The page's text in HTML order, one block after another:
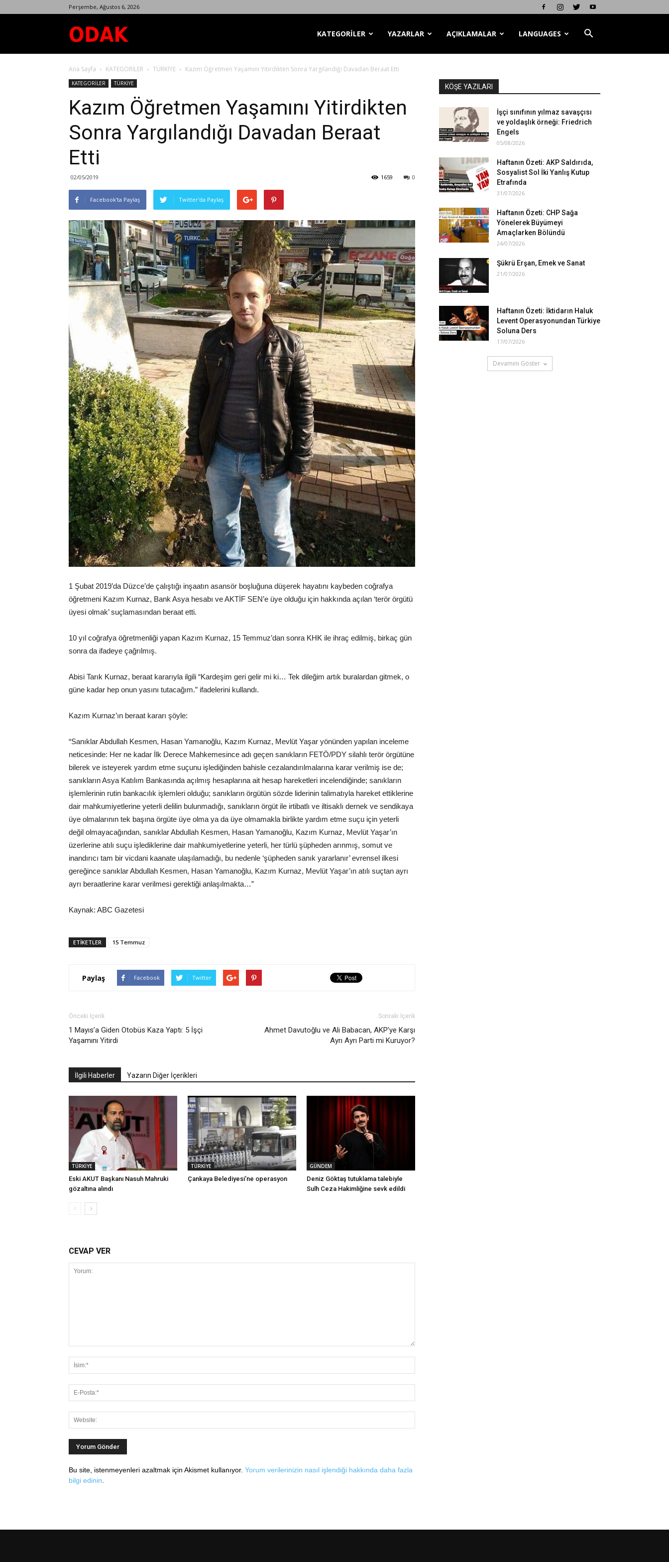
Perşembe, Ağustos 6, 2026
Dergisi
KATEGORİLER YAZARLAR AÇIKLAMALAR LANGUAGES
Ana Sayfa KATEGORİLER TÜRKİYE Kazım Öğretmen Yaşamını Yitirdikten Sonra Yargılandığı Davadan Beraat Etti
KATEGORİLER TÜRKİYE
Kazım Öğretmen Yaşamını Yitirdikten
Sonra Yargılandığı Davadan Beraat
Etti
02/05/2019 0
1659
Facebook'ta Paylaş Twitter'da Paylaş
1 Şubat 2019’da Düzce’de çalıştığı inşaatın asansör boşluğuna düşerek hayatını kaybeden coğrafya
öğretmeni Kazım Kurnaz, Bank Asya hesabı ve AKTİF SEN’e üye olduğu için hakkında açılan ‘terör örgütü
üyesi olmak’ suçlamasından beraat etti.
10 yıl coğrafya öğretmenliği yapan Kazım Kurnaz, 15 Temmuz’dan sonra KHK ile ihraç edilmiş, birkaç gün
sonra da ifadeye çağrılmış.
Abisi Tarık Kurnaz, beraat kararıyla ilgili “Kardeşim geri gelir mi ki… Tek dileğim artık buralardan gitmek, o
güne kadar hep onun yasını tutacağım.” ifadelerini kullandı.
Kazım Kurnaz’ın beraat kararı şöyle:
“Sanıklar Abdullah Kesmen, Hasan Yamanoğlu, Kazım Kurnaz, Mevlüt Yaşar yönünden yapılan inceleme
neticesinde: Her ne kadar İlk Derece Mahkemesince adı geçen sanıkların FETÖ/PDY silahlı terör örgütüne
bilerek ve isteyerek yardım etme suçunu işlediğinden bahisle cezalandırılmalarına karar verilmiş ise de;
sanıkların Asya Katılım Bankasında açılmış hesaplarına ait hesap hareketleri incelendiğinde; sanıkların
işlemlerinin rutin bankacılık işlemleri olduğu; sanıkların örgütün sözde liderinin talimatıyla hareket ettiklerine
dair mahkumiyetlerine yeterli delilin bulunmadığı, sanıkların örgüt ile irtibatlı ve iltisaklı dernek ve sendikaya
üye olmalarının tek başına örgüte üye olma ya da üye olmamakla birlikte yardım etme suçu için yeterli
değil olmayacağından, sanıklar Abdullah Kesmen, Hasan Yamanoğlu, Kazım Kurnaz, Mevlüt Yaşar’ın
üzerlerine atılı suçu işlediklerine dair mahkumiyetlerine yeterli, her türlü şüpheden arınmış, somut ve
inandırıcı tam bir vicdani kaanate ulaşılamadığı, bu nedenle ‘şüpheden sanık yararlanır’ evrensel ilkesi
gereğince sanıklar Abdullah Kesmen, Hasan Yamanoğlu, Kazım Kurnaz, Mevlüt Yaşar’ın atılı suçtan ayrı
ayrı beraatlerine karar verilmesi gerektiği anlaşılmakta…”
Kaynak: ABC Gazetesi
ETIKETLER 15 Temmuz
Paylaş Facebook Twitter
Önceki İçerik
1 Mayıs’a Giden Otobüs Kaza Yaptı: 5 İşçi
Yaşamını Yitirdi
Sonraki İçerik
Ahmet Davutoğlu ve Ali Babacan, AKP’ye Karşı
Ayrı Ayrı Parti mi Kuruyor?
İlgili Haberler Yazarın Diğer İçerikleri
TÜRKİYE
Eski AKUT Başkanı Nasuh Mahruki
gözaltına alındı
TÜRKİYE
Çankaya Belediyesi’ne operasyon
GÜNDEM
Deniz Göktaş tutuklama talebiyle
Sulh Ceza Hakimliğine sevk edildi
CEVAP VER
Bu site, istenmeyenleri azaltmak için Akismet kullanıyor. Yorum verilerinizin nasıl işlendiği hakkında daha fazla
bilgi edinin
KÖŞE YAZILARI
İşçi sınıfının yılmaz savaşçısı
ve yoldaşlık örneği: Friedrich
Engels
05/08/2026
Haftanın Özeti: AKP Saldırıda,
Sosyalist Sol İki Yanlış Kutup
Etrafında
31/07/2026
Haftanın Özeti: CHP Sağa
Yönelerek Büyümeyi
Amaçlarken Bölündü
24/07/2026
Şükrü Erşan, Emek ve Sanat
21/07/2026
Haftanın Özeti: İktidarın Haluk
Levent Operasyonundan Türkiye
Soluna Ders
17/07/2026
Devamını Göster